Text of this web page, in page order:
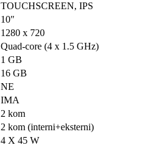
TOUCHSCREEN, IPS
10″
1280 x 720
Quad-core (4 x 1.5 GHz)
1 GB
16 GB
NE
IMA
2 kom
2 kom (interni+eksterni)
4 X 45 W